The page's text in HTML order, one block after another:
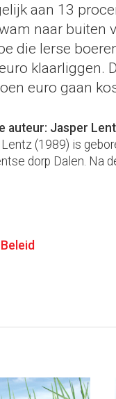
aan 13
naar buiten
die Ierse
klaarliggen.
euro gaan
auteur: Jasper
(1989) is
dorp Dalen. Na